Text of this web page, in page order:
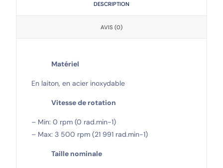
DESCRIPTION
AVIS (0)
Matériel
En laiton, en acier inoxydable
Vitesse de rotation
– Min: 0 rpm (0 rad.min-1)
– Max: 3 500 rpm (21 991 rad.min-1)
Taille nominale